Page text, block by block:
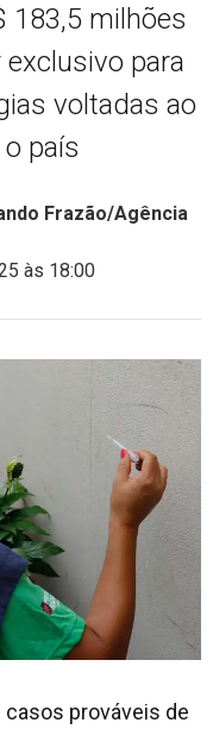
183,5 milhões
para
voltadas ao
país
Frazão/Agência
às 18:00
casos prováveis de